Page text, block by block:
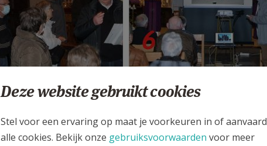
Deze website gebruikt cookies
Stel voor een ervaring op maat je voorkeuren in of aanvaard
alle cookies. Bekijk onze gebruiksvoorwaarden voor meer